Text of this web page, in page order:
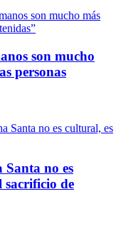
son mucho
personas
no es
de